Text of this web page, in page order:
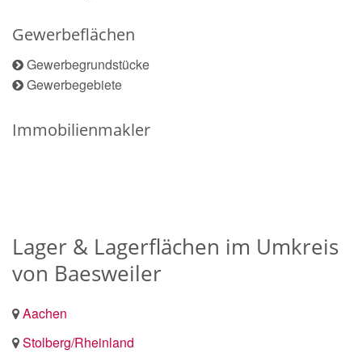
Gewerbeflächen
Gewerbegrundstücke
Gewerbegebiete
Immobilienmakler
Lager & Lagerflächen im Umkreis
von Baesweiler
Aachen
Stolberg/Rheinland